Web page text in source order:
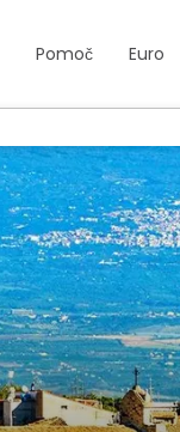
Pomoč Euro